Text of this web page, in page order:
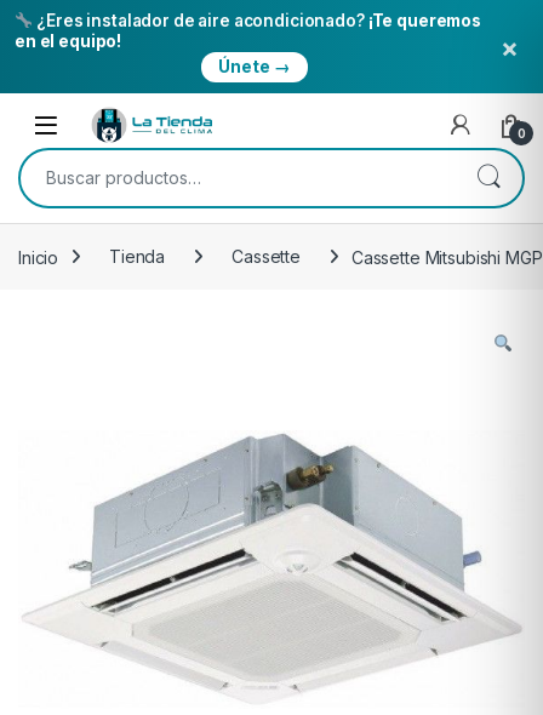
¿Eres instalador de aire acondicionado? ¡Te queremos
en el equipo!
Únete →
×
Skip to navigation
Skip to content
Open 0
Buscar por:
Inicio Tienda Cassette Cassette Mitsubishi